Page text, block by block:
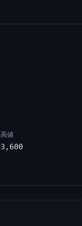
高値
3,600